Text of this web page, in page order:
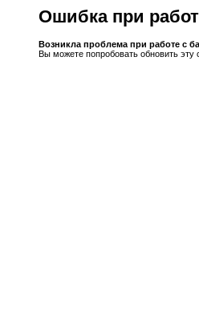
Ошибка при
Возникла проблема при работе с
Вы можете попробовать обновить эту